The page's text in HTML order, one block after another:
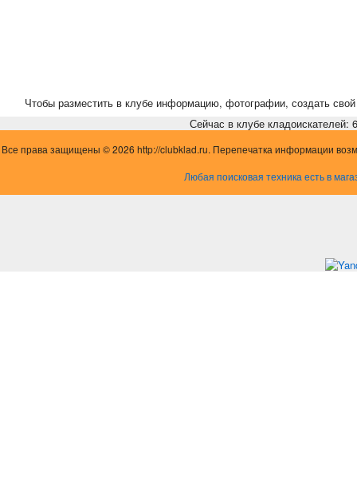
Чтобы разместить в клубе информацию, фотографии, создать свой
Сейчас в клубе кладоискателей:
Все права защищены © 2026 http://clubklad.ru. Перепечатка информации
Любая поисковая техника есть в